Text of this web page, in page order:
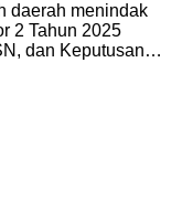
daerah menindak
2 Tahun 2025
dan Keputusan…